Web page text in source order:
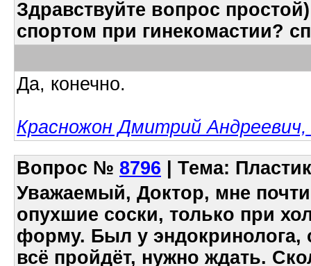
Здравствуйте вопрос
спортом при гинекомастии?
Да, конечно.
Красножон Дмитрий Андреевич,
Вопрос № 8796 | Тема:
Уважаемый, Доктор, мне
опухшие соски, только при
форму. Был у эндокринолога,
всё пройдёт, нужно ждать.